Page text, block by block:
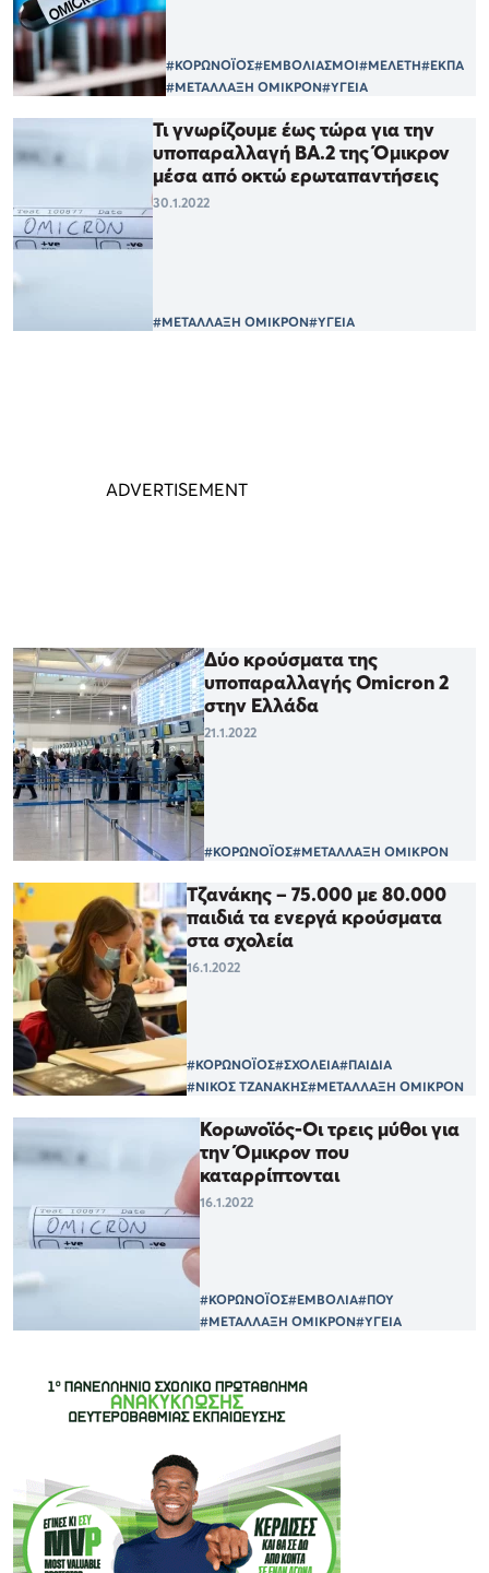
#ΚΟΡΩΝΟΪΟΣ#ΕΜΒΟΛΙΑΣΜΟΙ#ΜΕΛΕΤΗ#ΕΚΠΑ
#ΜΕΤΑΛΛΑΞΗ ΟΜΙΚΡΟΝ#ΥΓΕΙΑ
Τι γνωρίζουμε έως τώρα για την
υποπαραλλαγή ΒΑ.2 της Όμικρον
μέσα από οκτώ ερωταπαντήσεις
30.1.2022
#ΜΕΤΑΛΛΑΞΗ ΟΜΙΚΡΟΝ#ΥΓΕΙΑ
Δύο κρούσματα της
υποπαραλλαγής Omicron 2
στην Ελλάδα
21.1.2022
#ΚΟΡΩΝΟΪΟΣ#ΜΕΤΑΛΛΑΞΗ ΟΜΙΚΡΟΝ
Τζανάκης – 75.000 με 80.000
παιδιά τα ενεργά κρούσματα
στα σχολεία
16.1.2022
#ΚΟΡΩΝΟΪΟΣ#ΣΧΟΛΕΙΑ#ΠΑΙΔΙΑ
#ΝΙΚΟΣ ΤΖΑΝΑΚΗΣ#ΜΕΤΑΛΛΑΞΗ ΟΜΙΚΡΟΝ
Κορωνοϊός-Οι τρεις μύθοι για
την Όμικρον που
καταρρίπτονται
16.1.2022
#ΚΟΡΩΝΟΪΟΣ#ΕΜΒΟΛΙΑ#ΠΟΥ
#ΜΕΤΑΛΛΑΞΗ ΟΜΙΚΡΟΝ#ΥΓΕΙΑ